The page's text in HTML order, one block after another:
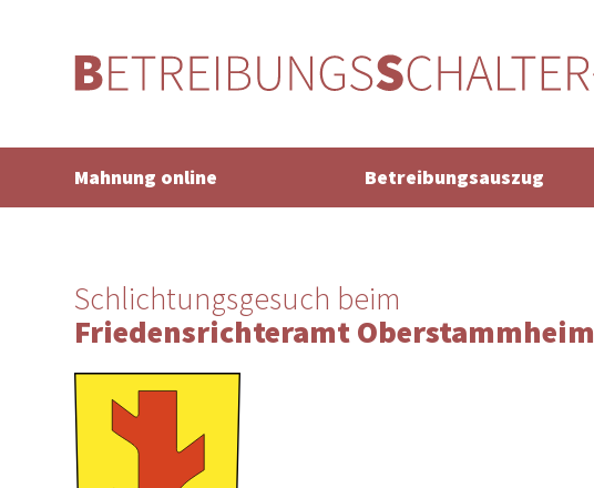
Mahnung online Betreibungsauszug
Schlichtungsgesuch beim
Friedensrichteramt Oberstammheim